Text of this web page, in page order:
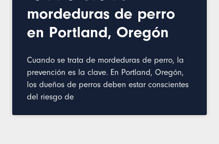
mordeduras de perro
en Portland, Oregón
Cuando se trata de mordeduras de perro, la
prevención es la clave. En Portland, Oregón,
los dueños de perros deben estar conscientes
del riesgo de